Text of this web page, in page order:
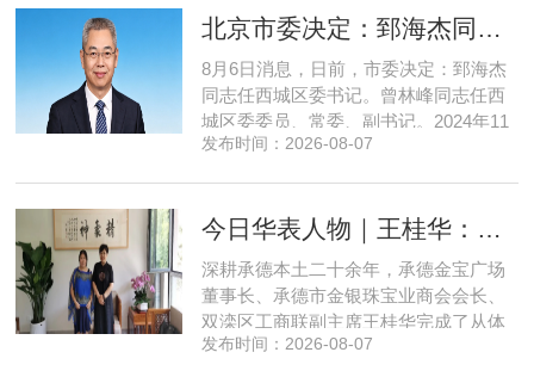
北京市委决定：郅海杰同志任西城区委书记
8月6日消息，日前，市委决定：郅海杰
同志任西城区委书记。曾林峰同志任西
城区委委员、常委、副书记。2024年11
月，郅海杰任北京市西城区委副书记，
记、区长。至此番履新。郅海杰，男，
职研究生，中共党员。曾任北京
发布时间：2026-08-07
今日华表人物｜王桂华：扎根承德守本心，三度跨界深耕本土实业新征程
深耕承德本土二十余年，承德金宝广场
董事长、承德市金银珠宝业商会会长、
双滦区工商联副主席王桂华完成了从体
制内从业者、玉石珠宝创业者，到地产
发布时间：2026-08-07